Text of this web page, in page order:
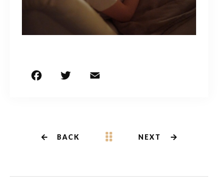
b
o
r
BACK NEXT